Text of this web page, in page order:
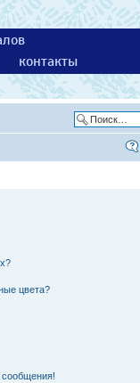
контакты
цвета?